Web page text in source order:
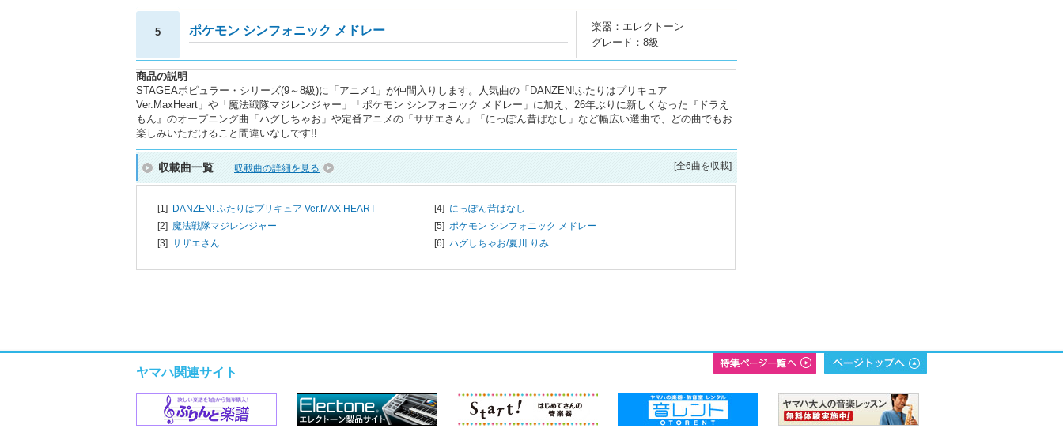
5 ポケモン シンフォニック メドレー
楽器：エレクトーン
グレード：8級
商品の説明
STAGEAポピュラー・シリーズ(9～8級)に「アニメ1」が仲間入りします。人気曲の「DANZEN!ふたりはプリキュア
Ver.MaxHeart」や「魔法戦隊マジレンジャー」「ポケモン シンフォニック メドレー」に加え、26年ぶりに新しくなった『ドラえ
もん』のオープニング曲「ハグしちゃお」や定番アニメの「サザエさん」「にっぽん昔ばなし」など幅広い選曲で、どの曲でもお
楽しみいただけること間違いなしです!!
収載曲一覧 収載曲の詳細を見る [全6曲を収載]
[1] DANZEN! ふたりはプリキュア Ver.MAX HEART
[2] 魔法戦隊マジレンジャー
[3] サザエさん
[4] にっぽん昔ばなし
[5] ポケモン シンフォニック メドレー
[6] ハグしちゃお/夏川 りみ
ヤマハ関連サイト